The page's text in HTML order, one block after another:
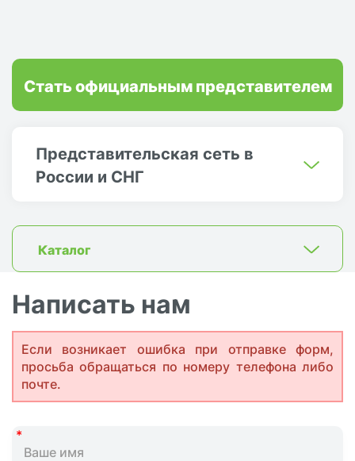
Представительская сеть в
России и СНГ
Стать официальным представителем
Каталог
Написать нам
Если возникает ошибка при отправке форм,
просьба обращаться по номеру телефона либо
почте.